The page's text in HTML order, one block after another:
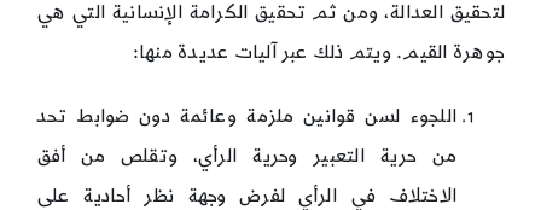
لتحقيق العدالة، ومن ثم تحقيق الكرامة الإنسانية التي هي
جوهرة القيم. ويتم ذلك عبر آليات عديدة منها:
اللجوء لسن قوانين ملزمة وعائمة دون ضوابط تحد
من حرية التعبير وحرية الرأي، وتقلص من أفق
الاختلاف في الرأي لفرض وجهة نظر أحادية على